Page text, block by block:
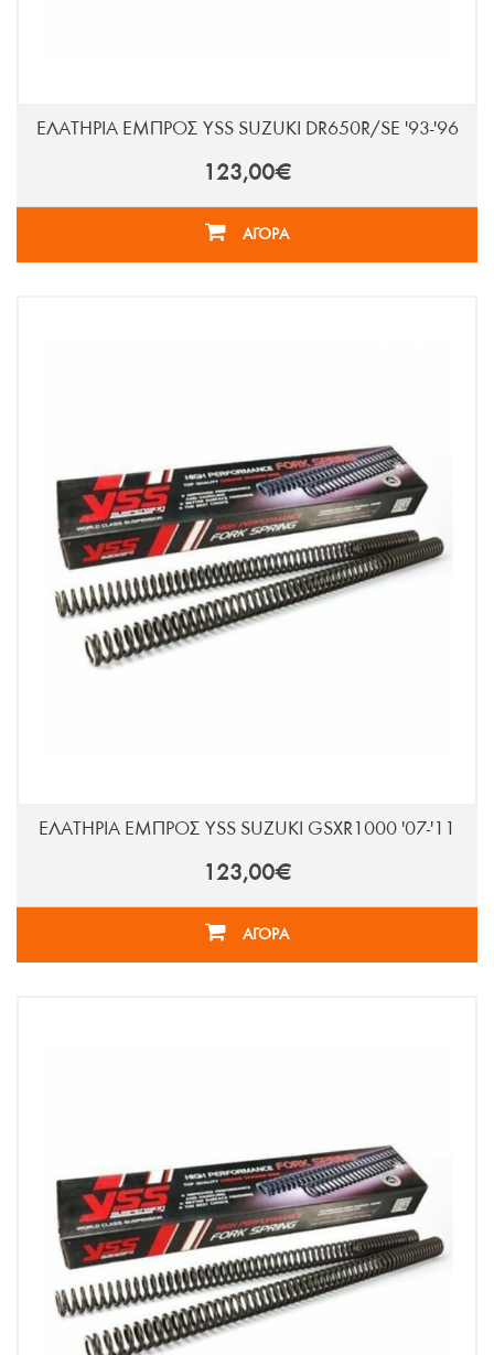
ΕΛΑΤΗΡΙΑ ΕΜΠΡΟΣ YSS SUZUKI DR650R/SE '93-'96
123,00€
ΑΓΟΡΑ
ΕΛΑΤΗΡΙΑ ΕΜΠΡΟΣ YSS SUZUKI GSXR1000 '07-'11
123,00€
ΑΓΟΡΑ